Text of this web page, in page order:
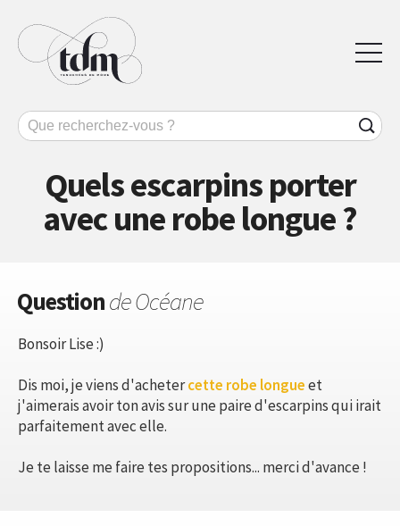
Quels escarpins porter
avec une robe longue ?
Questionde Océane
Bonsoir Lise :)
Dis moi, je viens d'achetercette robe longueet
j'aimerais avoir ton avis sur une paire d'escarpins qui irait
parfaitement avec elle.
Je te laisse me faire tes propositions... merci d'avance !